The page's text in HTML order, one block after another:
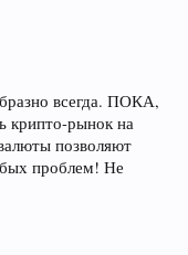
всегда. ПОКА,
крипто-рынок на
позволяют
проблем! Не